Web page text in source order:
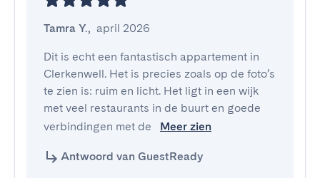
Tamra Y., april 2026
Dit is echt een fantastisch appartement in
Clerkenwell. Het is precies zoals op de foto’s
te zien is: ruim en licht. Het ligt in een wijk
met veel restaurants in de buurt en goede
verbindingen met de
Meer zien
Antwoord van GuestReady